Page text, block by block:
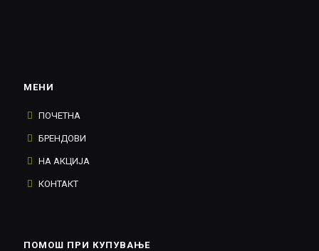
МЕНИ
ПОЧЕТНА
БРЕНДОВИ
НА АКЦИЈА
КОНТАКТ
ПОМОШ ПРИ КУПУВАЊЕ